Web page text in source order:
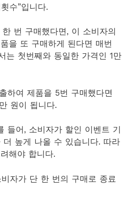
수”입니다.
번 구매했다면, 이 소비자의
을 또 구매하게 된다면 매번
는 첫번째와 동일한 가격인 1만
하여 제품을 5번 구매했다면
원이 됩니다.
들어, 소비자가 할인 이벤트 기
높게 나올 수 있습니다. 따라
해야 합니다.
자가 단 한 번의 구매로 종료